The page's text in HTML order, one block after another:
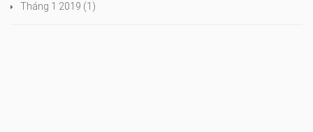
Tháng 1 2019 (1)